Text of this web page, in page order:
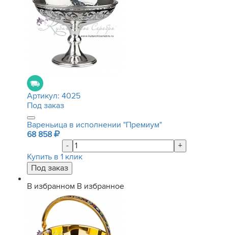
Артикул: 4025
Под заказ
Вареньица в исполнении "Премиум"
68 858
-
+
Купить в 1 клик
В избранном В избранное